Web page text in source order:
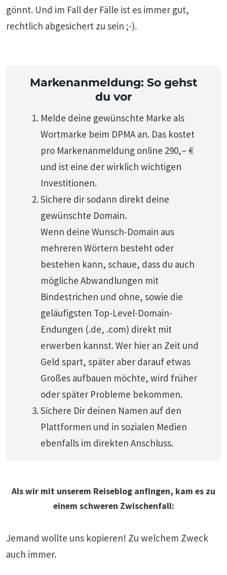
gönnt. Und im Fall der Fälle ist es immer gut,
rechtlich abgesichert zu sein ;-).
Markenanmeldung: So gehst
du vor
Melde deine gewünschte Marke als
Wortmarke beim DPMA an. Das kostet
pro Markenanmeldung online 290,– €
und ist eine der wirklich wichtigen
Investitionen.
Sichere dir sodann direkt deine
gewünschte Domain.
Wenn deine Wunsch-Domain aus
mehreren Wörtern besteht oder
bestehen kann, schaue, dass du auch
mögliche Abwandlungen mit
Bindestrichen und ohne, sowie die
geläufigsten Top-Level-Domain-
Endungen (.de, .com) direkt mit
erwerben kannst. Wer hier an Zeit und
Geld spart, später aber darauf etwas
Großes aufbauen möchte, wird früher
oder später Probleme bekommen.
Sichere Dir deinen Namen auf den
Plattformen und in sozialen Medien
ebenfalls im direkten Anschluss.
Als wir mit unserem Reiseblog anfingen, kam es zu
einem schweren Zwischenfall:
Jemand wollte uns kopieren! Zu welchem Zweck
auch immer.